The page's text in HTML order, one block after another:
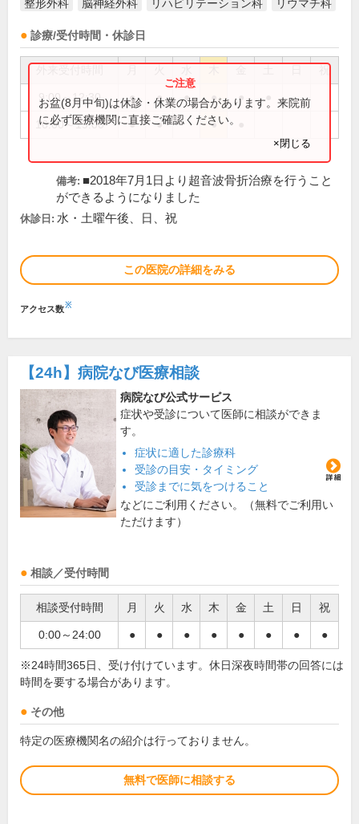
整形外科 脳神経外科 リハビリテーション科 リウマチ科
診療/受付時間・休診日
祝
9:00～12:30 ● ● ● ● ●
16:00～19:00 ● ● ●
お盆(8月中旬)は休診・休業の場合があります。来院前
に必ず医療機関に直接ご確認ください。
×閉じる
備考: ■2018年7月1日より超音波骨折治療を行うこと
ができるようになりました
休診日: 水・土曜午後、日、祝
この医院の詳細をみる
アクセス数※
【24h】 病院なび医療相談
病院なび公式サービス
症状や受診について医師に相談ができま
す。
症状に適した診療科
受診の目安・タイミング
受診までに気をつけること
などにご利用ください。（無料でご利用い
ただけます）
相談／受付時間
相談受付時間 月 火 水 木 金 土 日 祝
0:00～24:00 ● ● ● ● ● ● ● ●
※24時間365日、受け付けています。休日深夜時間帯の回答には
時間を要する場合があります。
その他
特定の医療機関名の紹介は行っておりません。
無料で医師に相談する